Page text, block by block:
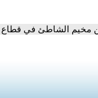
مخيم الشاطئ في